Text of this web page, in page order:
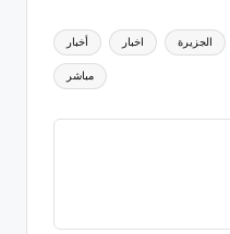
أخبار اخبار الجزيرة
مباشر